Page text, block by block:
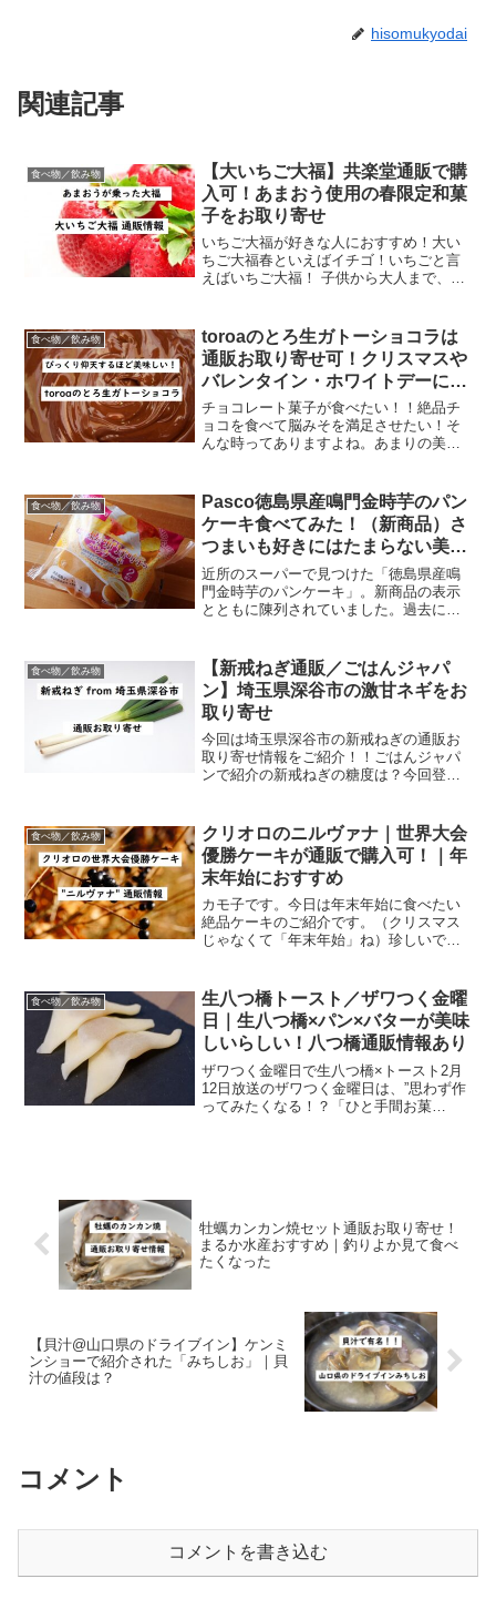
hisomukyodai
関連記事
食べ物／飲み物
【大いちご大福】共楽堂通販で購
入可！あまおう使用の春限定和菓
子をお取り寄せ
いちご大福が好きな人におすすめ！大い
ちご大福春といえばイチゴ！いちごと言
えばいちご大福！ 子供から大人まで、み
れるので、和菓子ラバー以外からの支持
も厚いいちご大福。そ...
食べ物／飲み物
toroaのとろ生ガトーショコラは
通販お取り寄せ可！クリスマスや
バレンタイン・ホワイトデーにお
すすめ
チョコレート菓子が食べたい！！絶品チ
ョコを食べて脳みそを満足させたい！そ
んな時ってありますよね。あまりの美味
toroaのとろ生ガトーショコラって知って
る？a8adscri...
食べ物／飲み物
Pasco徳島県産鳴門金時芋のパン
ケーキ食べてみた！（新商品）さ
つまいも好きにはたまらない美味
しさ！
近所のスーパーで見つけた「徳島県産鳴
門金時芋のパンケーキ」。新商品の表示
とともに陳列されていました。過去にセ
ることに。すると思いの外おいしかった
のでレビューします。Pa...
食べ物／飲み物
【新戒ねぎ通販／ごはんジャパ
ン】埼玉県深谷市の激甘ネギをお
取り寄せ
今回は埼玉県深谷市の新戒ねぎの通販お
取り寄せ情報をご紹介！！ごはんジャパ
ンで紹介の新戒ねぎの糖度は？今回登場
方が、砂糖を使わずにこの新戒ねぎの甘
味だけで究極の親子丼を作...
食べ物／飲み物
クリオロのニルヴァナ｜世界大会
優勝ケーキが通販で購入可！｜年
末年始におすすめ
カモ子です。今日は年末年始に食べたい
絶品ケーキのご紹介です。（クリスマス
じゃなくて「年末年始」ね）珍しいでし
と失笑しているあなた、ちょっと考えて
みてください。ケーキとい...
食べ物／飲み物
生八つ橋トースト／ザワつく金曜
日｜生八つ橋×パン×バターが美味
しいらしい！八つ橋通販情報あり
ザワつく金曜日で生八つ橋×トースト2月
12日放送のザワつく金曜日は、”思わず作
ってみたくなる！？「ひと手間お菓
牡蠣カンカン焼セット通販お取り寄せ！
まるか水産おすすめ｜釣りよか見て食べ
たくなった
【貝汁@山口県のドライブイン】ケンミ
ンショーで紹介された「みちしお」｜貝
汁の値段は？
コメント
コメントを書き込む